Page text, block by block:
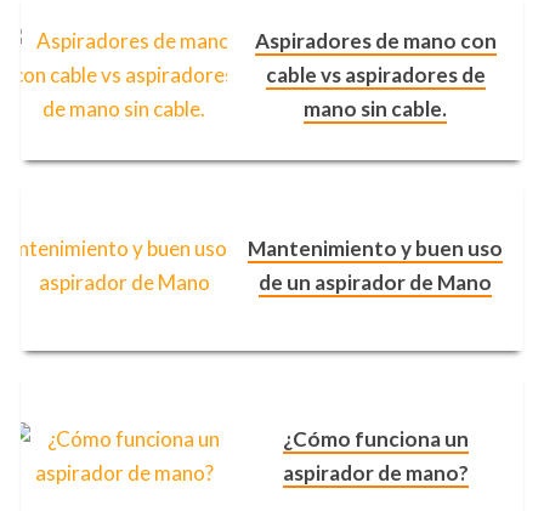
Aspiradores de mano con
cable vs aspiradores de
mano sin cable.
Mantenimiento y buen uso
de un aspirador de Mano
¿Cómo funciona un
aspirador de mano?